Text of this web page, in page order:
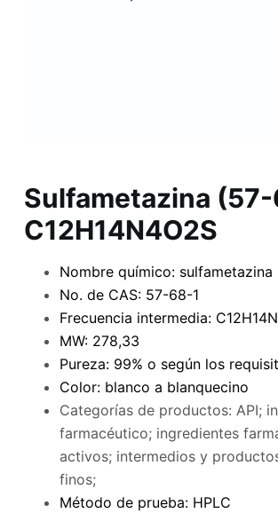
Sulfametazina
C12H14N4O2S
Nombre químico: sulfametazina
No. de CAS: 57-68-1
Frecuencia intermedia:
MW: 278,33
Pureza: 99% o según los
Color: blanco a blanquecino
Categorías de productos: API;
farmacéutico; ingredientes
activos; intermedios y
finos;
Método de prueba: HPLC